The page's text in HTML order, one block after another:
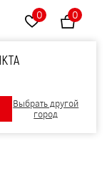
0 0
Выбрать другой
город
2230,